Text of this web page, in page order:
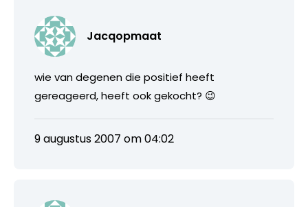
Jacqopmaat
wie van degenen die positief heeft
gereageerd, heeft ook gekocht? 😉
9 augustus 2007 om 04:02